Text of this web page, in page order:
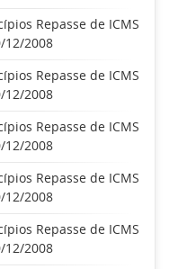
Repasse de ICMS
12/2008
Repasse de ICMS
12/2008
Repasse de ICMS
12/2008
Repasse de ICMS
12/2008
Repasse de ICMS
12/2008